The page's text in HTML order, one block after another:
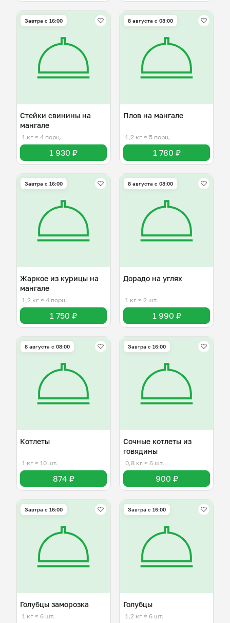
Завтра c 16:00
Стейки свинины на
мангале
1 кг ≈ 4 порц.
1 930 ₽
8 августа с 08:00
Плов на мангале
1,2 кг ≈ 5 порц.
1 780 ₽
Завтра c 16:00
Жаркое из курицы на
мангале
1,2 кг ≈ 4 порц.
1 750 ₽
8 августа с 08:00
Дорадо на углях
1 кг ≈ 2 шт.
1 990 ₽
8 августа с 08:00
Котлеты
1 кг ≈ 10 шт.
874 ₽
Завтра c 16:00
Сочные котлеты из
говядины
0,8 кг ≈ 6 шт.
900 ₽
Завтра c 16:00
Голубцы заморозка
1 кг ≈ 6 шт.
Завтра c 16:00
Голубцы
1,2 кг ≈ 6 шт.